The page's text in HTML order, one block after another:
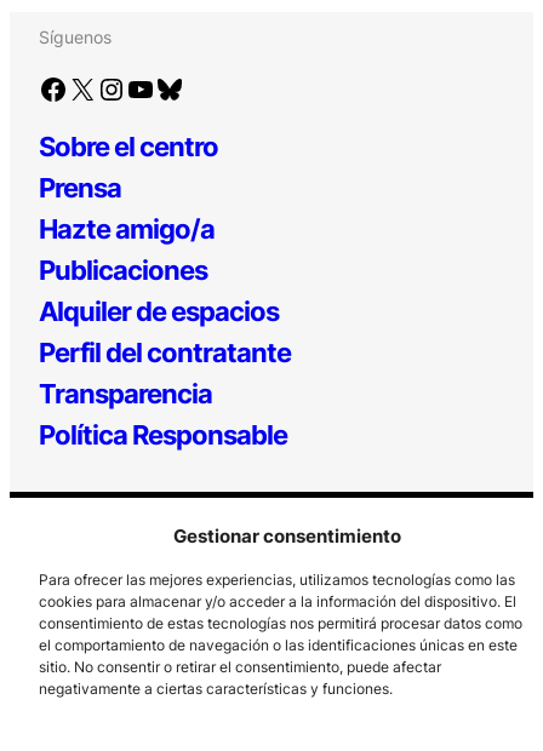
Gestionar consentimiento
Para ofrecer las mejores experiencias, utilizamos tecnologías como las
cookies para almacenar y/o acceder a la información del dispositivo. El
consentimiento de estas tecnologías nos permitirá procesar datos como
el comportamiento de navegación o las identificaciones únicas en este
sitio. No consentir o retirar el consentimiento, puede afectar
negativamente a ciertas características y funciones.
Síguenos
Facebook X Instagram YouTube Bluesky
Sobre el centro
Prensa
Hazte amigo/a
Publicaciones
Alquiler de espacios
Perfil del contratante
Transparencia
Política Responsable
Los Prados, 121 – 33203 Gijón
985 185 577 – info@laboralcentrodearte.org